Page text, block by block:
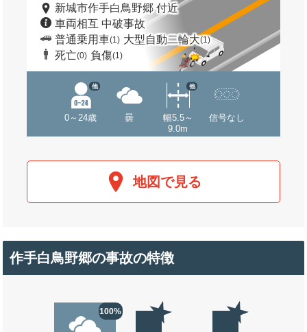
新城市作手白鳥野郷 付近
車両相互 中破事故
普通乗用車(1) 大型自動二輪大(1)
死亡(0) 負傷(1)
0～24歳
他
曇
幅5.5～
9.0m
他
信号なし
地図で見る
作手白鳥野郷の事故の特徴
100%